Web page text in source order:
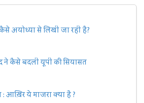
अयोध्या से लिखी जा रही है?
ने कैसे बदली यूपी की सियासत
: आख़िर ये माजरा क्या है ?